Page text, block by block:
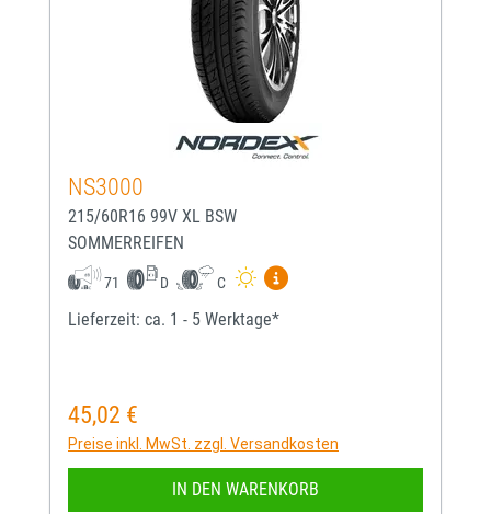
NS3000
215/60R16 99V XL BSW
SOMMERREIFEN
71 D C
Mehr Informationen zum
Lieferzeit: ca. 1 - 5 Werktage*
Regulärer Preis:
45,02 €
Preise inkl. MwSt. zzgl. Versandkosten
IN DEN WARENKORB